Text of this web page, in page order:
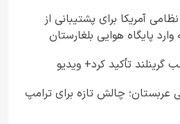
آمریکا برای پشتیبانی از
پایگاه هوایی بلغارستان
گرینلند تأکید کرد+ ویدیو
چالش تازه برای ترامپ